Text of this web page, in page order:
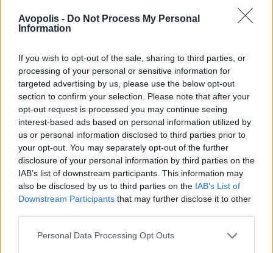
Avopolis - Do Not Process My Personal
Information
If you wish to opt-out of the sale, sharing to third parties, or
processing of your personal or sensitive information for
targeted advertising by us, please use the below opt-out
section to confirm your selection. Please note that after your
opt-out request is processed you may continue seeing
interest-based ads based on personal information utilized by
us or personal information disclosed to third parties prior to
your opt-out. You may separately opt-out of the further
disclosure of your personal information by third parties on the
IAB’s list of downstream participants. This information may
also be disclosed by us to third parties on the IAB’s List of
Downstream Participants that may further disclose it to other
Personal Data Processing Opt Outs
μακάβριες εικόνες κουράζουν ήδη από την
πρώτη μισή ώρα της ταινίας. Στο τέλος όμως
ψυχές και καμία ελπίδα για το genre του
τρόμου καθώς οι παραγωγοί των ταινιών
ετοιμάζουν το «The Nun» και το «The
Crooked Man». Κρατήστε μικρό καλάθι.
Ένα Κάποιο Τέλος (The Sense of an Ending) **